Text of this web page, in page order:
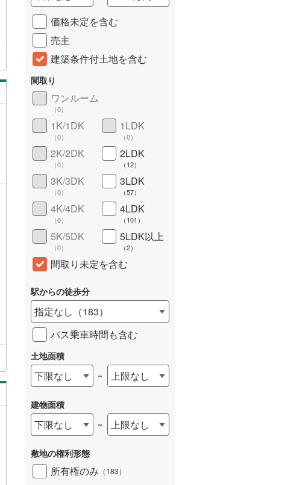
価格未定を含む
売主
建築条件付土地を含む
間取り
ワンルーム
（0）
1K/1DK
（0）
1LDK
（0）
2K/2DK
（0）
2LDK
（12）
3K/3DK
（0）
3LDK
（57）
4K/4DK
（0）
4LDK
（101 ）
5K/5DK
（0）
5LDK以上
（2）
間取り未定を含む
駅からの徒歩分
指定なし （183）
バス乗車時間も含む
土地面積
下限なし ~ 上限なし
建物面積
下限なし ~ 上限なし
敷地の権利形態
所有権のみ （183）